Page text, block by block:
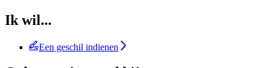
Ik wil...
Een geschil indienen